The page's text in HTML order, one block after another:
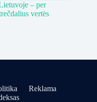
– per
vertės
Reklama